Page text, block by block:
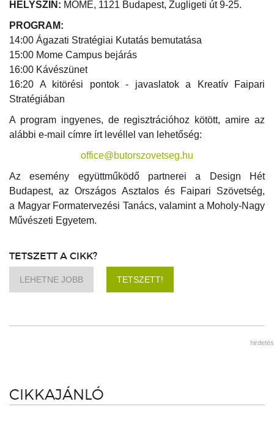
HELYSZÍN: MOME, 1121 Budapest, Zugligeti út 9-25.
PROGRAM:
14:00 Ágazati Stratégiai Kutatás bemutatása
15:00 Mome Campus bejárás
16:00 Kávészünet
16:20 A kitörési pontok - javaslatok a Kreatív Faipari
Stratégiában
A program ingyenes, de regisztrációhoz kötött, amire az
alábbi e-mail címre írt levéllel van lehetőség:
office@butorszovetseg.hu
Az esemény együttműködő partnerei a Design Hét
Budapest, az Országos Asztalos és Faipari Szövetség,
a Magyar Formatervezési Tanács, valamint a Moholy-Nagy
Művészeti Egyetem.
TETSZETT A CIKK?
LEHETNE JOBB TETSZETT!
hirdetés
CIKKAJÁNLÓ